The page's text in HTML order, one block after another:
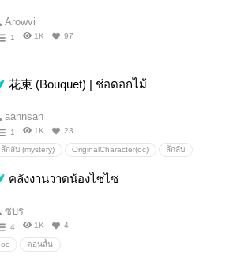
Arowvi
1 1K 97
花束 (Bouquet) | ช่อดอกไม้
aannsan
1 1K 23
ลึกลับ (mystery) OriginalCharacter(oc) ลึกลับ
คลังงานวาดน้องไซไซ
ซบร
4 1K 4
oc ตอนสั้น